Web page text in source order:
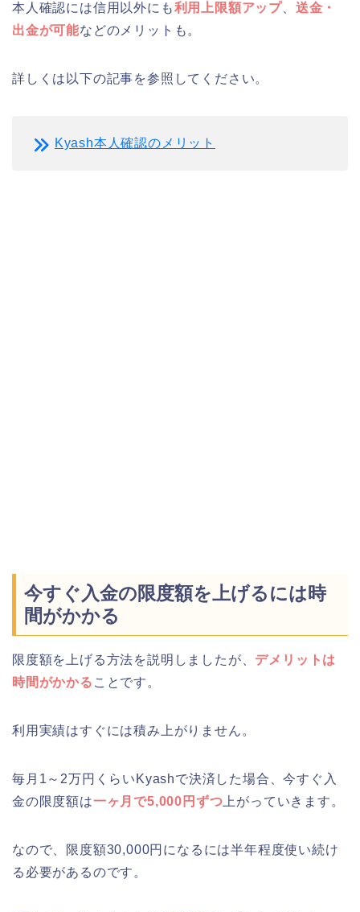
本人確認には信用以外にも利用上限額アップ、 送金・
出金が可能などのメリットも。
詳しくは以下の記事を参照してください。
Kyash本人確認のメリット
今すぐ入金の限度額を上げるには時
間がかかる
限度額を上げる方法を説明しましたが、 デメリットは
時間がかかる ことです。
利用実績はすぐには積み上がりません。
毎月1～2万円くらいKyashで決済した場合、今すぐ入
金の限度額は一ヶ月で5,000円ずつ 上がっていきます。
なので、限度額30,000円になるには半年程度使い続け
る必要があるのです。